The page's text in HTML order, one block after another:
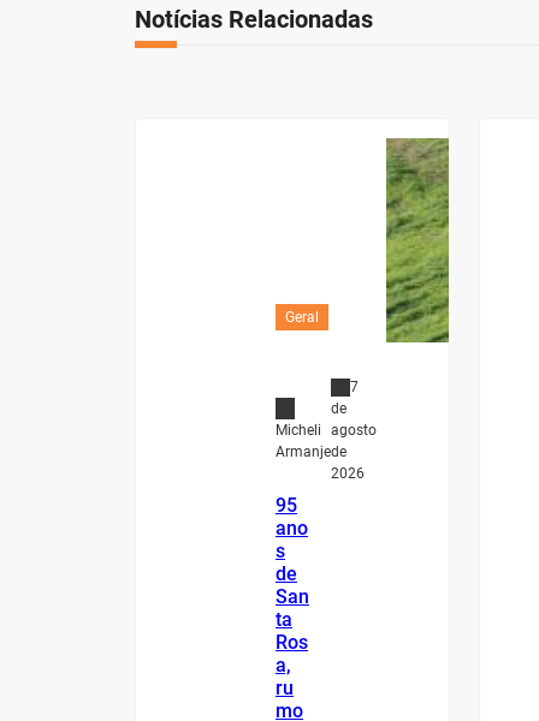
Notícias Relacionadas
Geral
Micheli
Armanje
7
de
agosto
de
2026
95
ano
s
de
San
ta
Ros
a,
ru
mo